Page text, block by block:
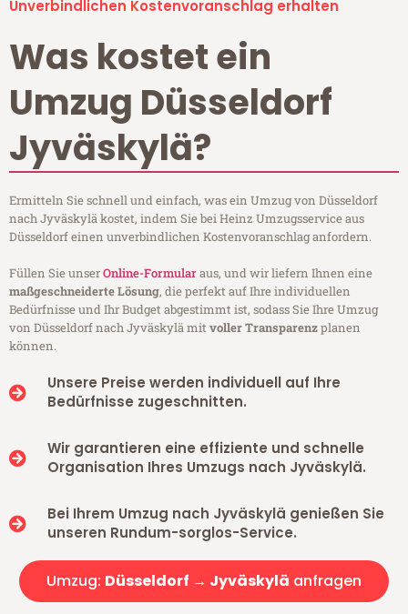
Unverbindlichen Kostenvoranschlag erhalten
Was kostet ein
Umzug Düsseldorf
Jyväskylä?
Ermitteln Sie schnell und einfach, was ein Umzug von Düsseldorf
nach Jyväskylä kostet, indem Sie bei Heinz Umzugsservice aus
Düsseldorf einen unverbindlichen Kostenvoranschlag anfordern.
Füllen Sie unserOnline-Formularaus, und wir liefern Ihnen eine
maßgeschneiderte Lösung, die perfekt auf Ihre individuellen
Bedürfnisse und Ihr Budget abgestimmt ist, sodass Sie Ihre Umzug
von Düsseldorf nach Jyväskylä mitvoller Transparenzplanen
können.
Unsere Preise werden individuell auf Ihre
Bedürfnisse zugeschnitten.
Wir garantieren eine effiziente und schnelle
Organisation Ihres Umzugs nach Jyväskylä.
Bei Ihrem Umzug nach Jyväskylä genießen Sie
unseren Rundum-sorglos-Service.
Umzug: Düsseldorf → Jyväskylä anfragen